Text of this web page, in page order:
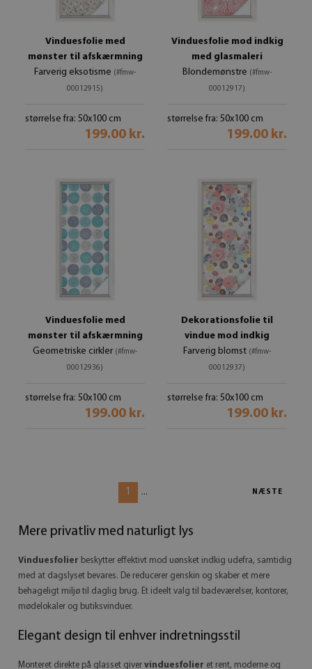
Vinduesfolie med
mønster til afskærmning
Farverig eksotisme (#fmw-
00012915)
størrelse fra: 50x100 cm
199.00 kr.
Vinduesfolie mod indkig
med glasmaleri
Blondemønstre (#fmw-
00012917)
størrelse fra: 50x100 cm
199.00 kr.
Vinduesfolie med
mønster til afskærmning
Geometriske cirkler (#fmw-
00012936)
størrelse fra: 50x100 cm
199.00 kr.
Dekorationsfolie til
vindue mod indkig
Farverig blomst (#fmw-
00012937)
størrelse fra: 50x100 cm
199.00 kr.
1 ... NÆSTE
Mere privatliv med naturligt lys
Vinduesfolier beskytter effektivt mod uønsket indkig udefra, samtidig
med at dagslyset bevares. De reducerer genskin og skaber et mere
behageligt miljø til daglig brug. Et ideelt valg til badeværelser, kontorer,
mødelokaler og butiksvinduer.
Elegant design til enhver indretningsstil
Monteret direkte på glasset giver vinduesfolier et rent, moderne og